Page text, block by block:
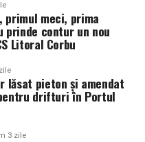
culturale,
de tineret și
să dezvolte inițiative
explicații
pentru
transmit un mesaj
meci, prima
prinde contur un nou
Litoral Corbu
lăsat pieton și amendat
drifturi în Portul
3 zile